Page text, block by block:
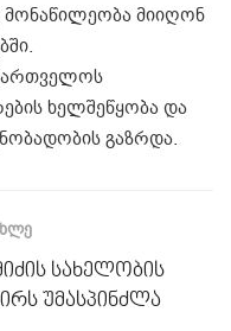
მიიღონ
ხელშეწყობა და
გაზრდა.
სახელობის
უმასპინძლა